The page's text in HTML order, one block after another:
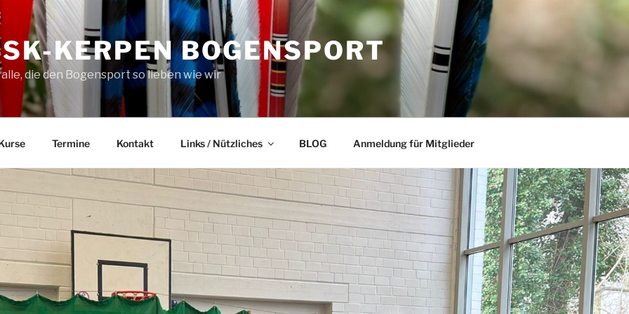
KERPEN BOGENSPORT
die den Bogensport so lieben wie wir
Termine Kontakt Links / Nützliches BLOG Anmeldung für Mitglieder